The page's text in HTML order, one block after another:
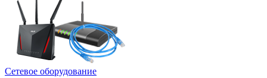
Сетевое оборудование